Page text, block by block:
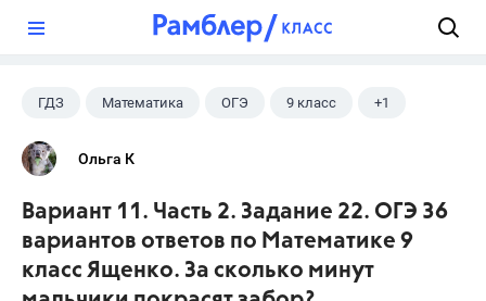
ГДЗ Математика ОГЭ 9 класс +1
Ященко И.В.
Ольга К
Вариант 11. Часть 2. Задание 22. ОГЭ 36
вариантов ответов по Математике 9
класс Ященко. За сколько минут